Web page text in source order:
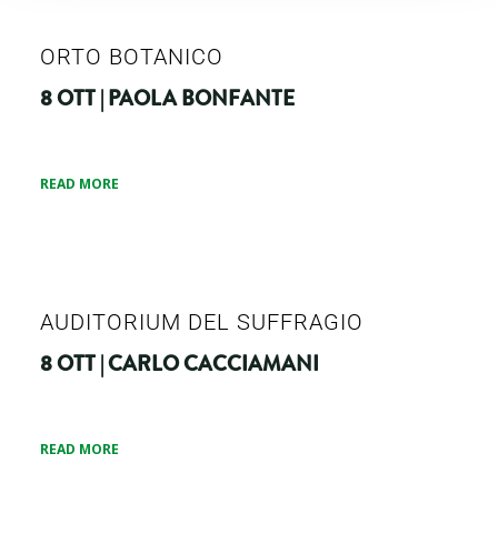
ORTO BOTANICO
8 OTT | PAOLA BONFANTE
READ MORE
AUDITORIUM DEL SUFFRAGIO
8 OTT | CARLO CACCIAMANI
READ MORE